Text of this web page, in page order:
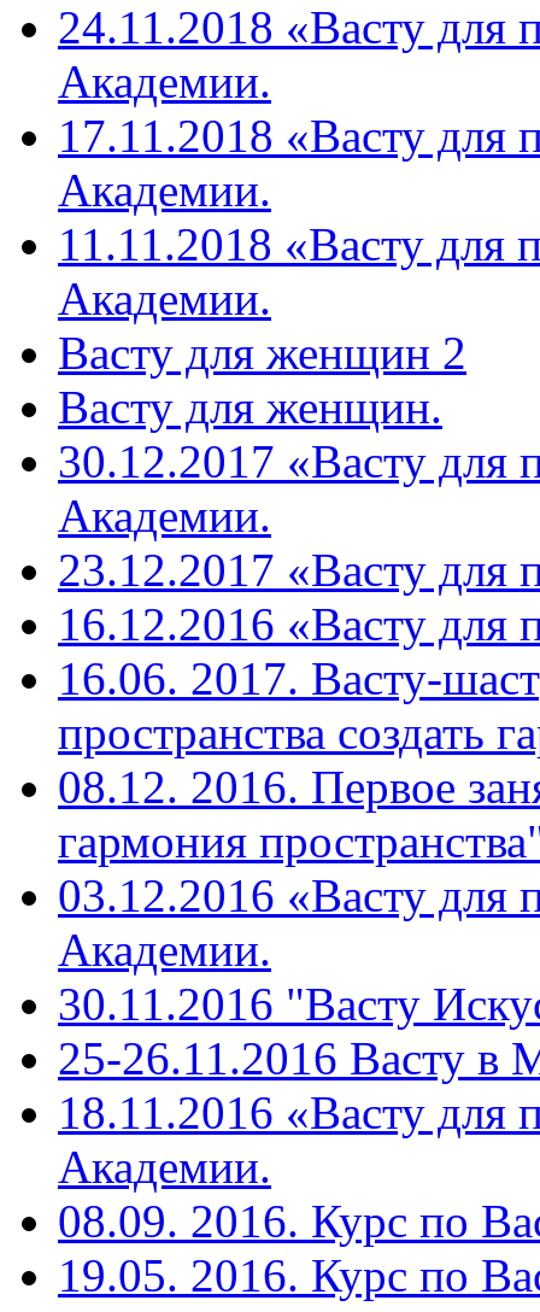
24.11.2018 «Васту для
Академии.
17.11.2018 «Васту для
Академии.
11.11.2018 «Васту для
Академии.
Васту для женщин 2
Васту для женщин.
30.12.2017 «Васту для
Академии.
23.12.2017 «Васту для
16.12.2016 «Васту для
16.06. 2017. Васту-
пространства создать
08.12. 2016. Первое
гармония
03.12.2016 «Васту для
Академии.
30.11.2016 "Васту
25-26.11.2016 Васту в
18.11.2016 «Васту для
Академии.
08.09. 2016. Курс по
19.05. 2016. Курс по